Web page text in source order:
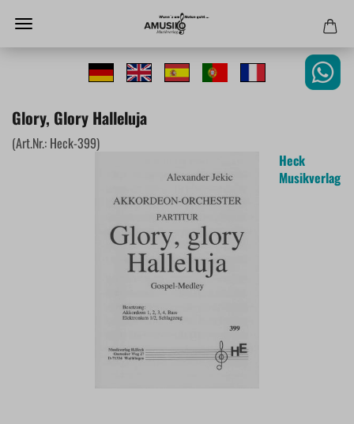
Glory, Glory Halleluja
(Art.Nr.: Heck-399)
Heck
Musikverlag